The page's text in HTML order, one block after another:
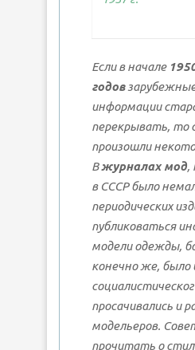
Если в начале
годов
информации
перекрывать, то
произошли
Вжурналах мод,
в СССР было
периодических
публиковаться
модели одежды,
конечно же, было
просачивались и
модельеров.
прочитать о